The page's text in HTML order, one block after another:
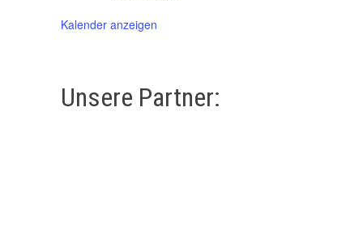
Kalender anzeigen
Unsere Partner: